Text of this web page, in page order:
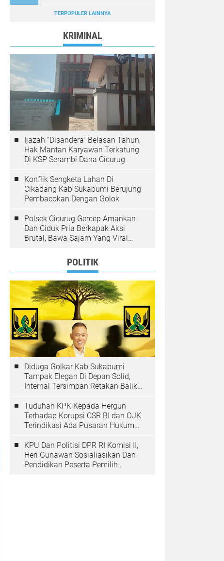
TERPOPULER LAINNYA
KRIMINAL
Ijazah “Disandera” Belasan Tahun,
Hak Mantan Karyawan Terkatung
Di KSP Serambi Dana Cicurug
Konflik Sengketa Lahan Di
Cikadang Kab Sukabumi Berujung
Pembacokan Dengan Golok
Polsek Cicurug Gercep Amankan
Dan Ciduk Pria Berkapak Aksi
Brutal, Bawa Sajam Yang Viral
POLITIK
Diduga Golkar Kab Sukabumi
Tampak Elegan Di Depan Solid,
Internal Tersimpan Retakan Balik
Tuduhan KPK Kepada Hergun
Terhadap Korupsi CSR BI dan OJK
Terindikasi Ada Pusaran Hukum
KPU Dan Politisi DPR RI Komisi II,
Heri Gunawan Sosialiasikan Dan
Pendidikan Peserta Pemilih